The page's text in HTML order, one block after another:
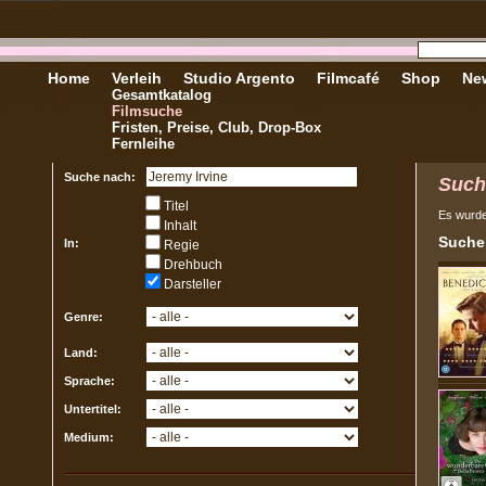
Home Verleih
Gesamtkatalog
Filmsuche
Fristen, Preise, Club, Drop-Box
Fernleihe
Studio Argento Filmcafé Shop
Suche nach:
In:
Titel
Inhalt
Regie
Drehbuch
Darsteller
Genre:
Land:
Sprache:
Untertitel:
Medium:
Es